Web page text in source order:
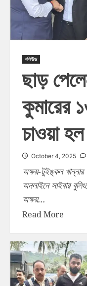
বলিউড
ছাড়
কুমারের
চাওয়া
October 4, 2025
অক্ষয়-টুইঙ্কল খান্নার
অনলাইনে সাইবার
অক্ষয়...
Read More